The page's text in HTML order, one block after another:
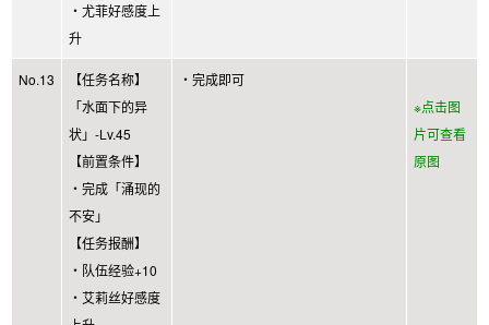
・尤菲好感度上
升
No.13
【任务名称】
「水面下的异
状」-Lv.45
【前置条件】
・完成「涌现的
不安」
【任务报酬】
・队伍经验+10
・艾莉丝好感度
・完成即可
※点击图
片可查看
原图